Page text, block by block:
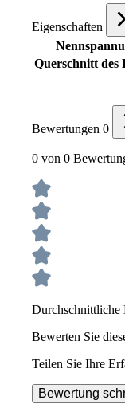
Eigenschaften
Querschnitt des
Bewertungen 0
0 von 0
Durchschnittliche
Bewerten Sie
Teilen Sie Ihre
Bewertung